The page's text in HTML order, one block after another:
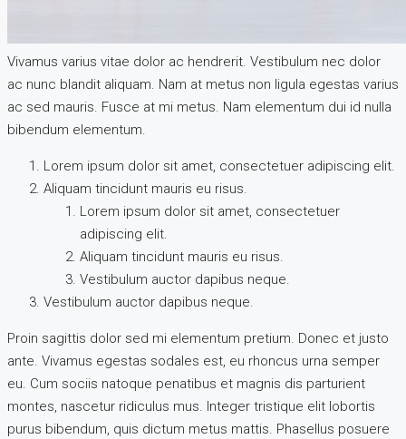
Vivamus varius vitae dolor ac hendrerit. Vestibulum nec dolor
ac nunc blandit aliquam. Nam at metus non ligula egestas varius
ac sed mauris. Fusce at mi metus. Nam elementum dui id nulla
bibendum elementum.
Lorem ipsum dolor sit amet, consectetuer adipiscing elit.
Aliquam tincidunt mauris eu risus.
Lorem ipsum dolor sit amet, consectetuer
adipiscing elit.
Aliquam tincidunt mauris eu risus.
Vestibulum auctor dapibus neque.
Vestibulum auctor dapibus neque.
Proin sagittis dolor sed mi elementum pretium. Donec et justo
ante. Vivamus egestas sodales est, eu rhoncus urna semper
eu. Cum sociis natoque penatibus et magnis dis parturient
montes, nascetur ridiculus mus. Integer tristique elit lobortis
purus bibendum, quis dictum metus mattis. Phasellus posuere